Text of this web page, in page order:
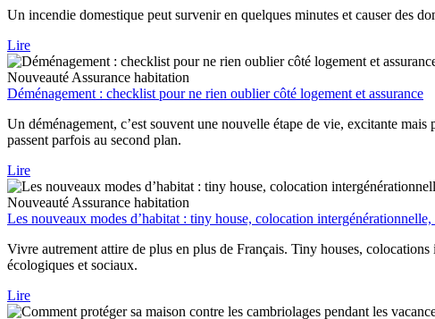
Un incendie domestique peut survenir en quelques minutes et causer des
Lire
Nouveauté Assurance habitation
Déménagement : checklist pour ne rien oublier côté logement et assurance
Un déménagement, c’est souvent une nouvelle étape de vie, excitante
passent parfois au second plan.
Lire
Nouveauté Assurance habitation
Les nouveaux modes d’habitat : tiny house, colocation intergénérationnelle,
Vivre autrement attire de plus en plus de Français. Tiny houses,
écologiques et sociaux.
Lire